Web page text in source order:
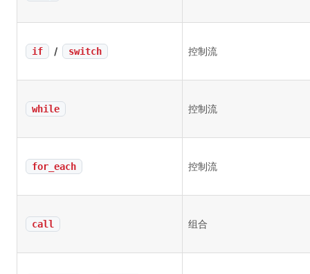
if / switch 控制流
while 控制流
for_each 控制流
call 组合